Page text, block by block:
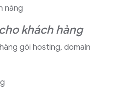
năng
khách hàng
gói hosting, domain